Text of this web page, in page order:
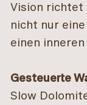
Vision richtet
nicht nur
einen inneren
Gesteuerte
Slow